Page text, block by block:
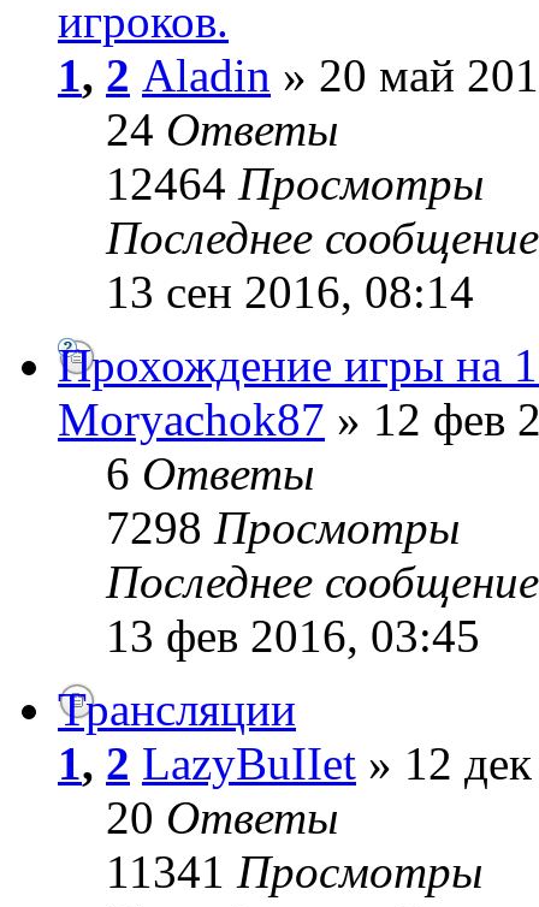
игроков.
1, 2 Aladin » 20 май
24 Ответы
12464 Просмотры
Последнее
13 сен 2016, 08:14
Прохождение игры на
Moryachok87 » 12 фев
6 Ответы
7298 Просмотры
Последнее
13 фев 2016, 03:45
Трансляции
1, 2 LazyBuIIet » 12
20 Ответы
11341 Просмотры